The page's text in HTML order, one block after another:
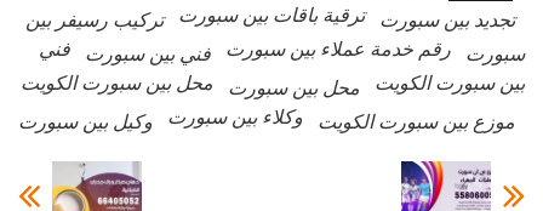
تجديد بين سبورت
ترقية باقات بين سبورت
تركيب رسيفر بين
سبورت
رقم خدمة عملاء بين سبورت فني بين سبورت
فني
بين سبورت الكويت
محل بين سبورت
محل بين سبورت الكويت
موزع بين سبورت الكويت
وكلاء بين سبورت وكيل بين سبورت